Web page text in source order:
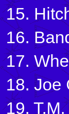
15.
16.
17.
18. Joe
19.